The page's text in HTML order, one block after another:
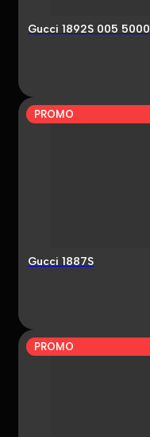
Gucci 1892S 005 5000
PROMO
Gucci 1887S
PROMO